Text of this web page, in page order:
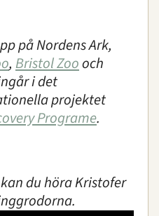
på Nordens Ark,
, Bristol Zoooch
i det
projektet
Programe.
du höra Kristofer